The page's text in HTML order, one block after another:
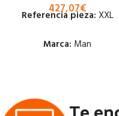
427,07€
Referencia pieza: XXL
Marca: Man
Ubicación: